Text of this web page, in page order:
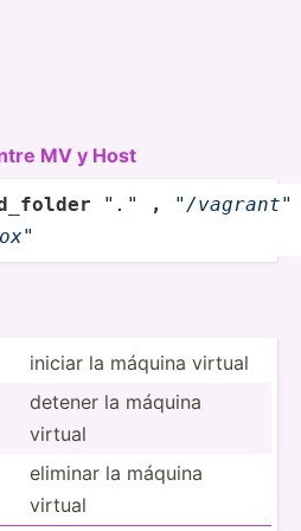
MV y Host
"." ,
"­/va­gra­nt"
iniciar la máquina virtual
detener la máquina
virtual
eliminar la máquina
virtual